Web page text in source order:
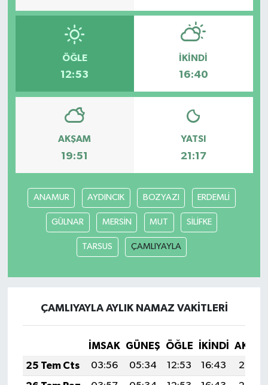
ÖĞLE
12:53
İKINDI
16:40
AKŞAM
19:51
YATSI
21:17
ANAMUR AYDINCIK BOZYAZI ERDEMLİ
GÜLNAR MERSİN MUT SİLİFKE
TARSUS ÇAMLIYAYLA
ÇAMLIYAYLA AYLIK NAMAZ VAKITLERI
İMSAK GÜNEŞ ÖĞLE İKINDI
25 Tem Cts
03:56 05:34 12:53 16:43
20:03